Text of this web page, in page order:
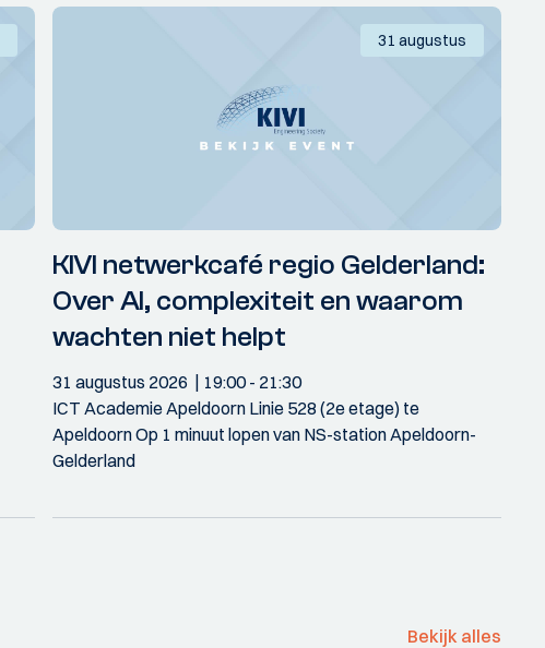
31 augustus
KIVI netwerkcafé regio Gelderland:
Over AI, complexiteit en waarom
wachten niet helpt
31 augustus 2026 19:00- 21:30
ICT Academie Apeldoorn Linie 528 (2e etage) te
Apeldoorn Op 1 minuut lopen van NS-station Apeldoorn-
Gelderland
Bekijk alles